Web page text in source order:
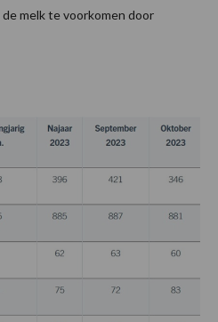
melk te voorkomen door